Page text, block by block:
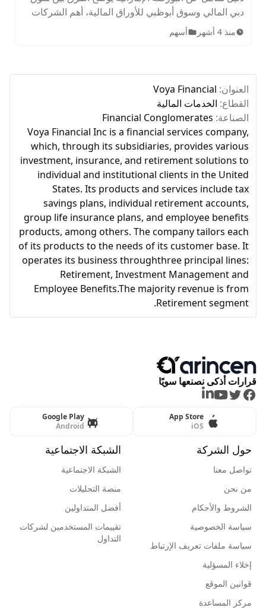
دبي المالي وسوق أبوظبي للأوراق المالية، أهم الشركات
المدرجة، الأصول المتاحة، ساعات التداول، وخطوات
الاستثمار للمبتدئين.
منذ 4 أشهر أسهم
العنوان: Voya Financial
القطاع: الخدمات المالية
الصناعة: Financial Conglomerates
Voya Financial Inc is a financial services company,
which, through its subsidiaries, provides various
investment, insurance, and retirement solutions to
individual and institutional clients in the United
States. Its products and services include tax
savings plans, individual retirement accounts,
group life insurance plans, and employee benefits
products, among others. The company tailors each
of its products to the needs of its customer base. It
operates its business throughthree principal lines:
Retirement, Investment Management and
Employee Benefits.The majority revenue is from
Retirement segment.
قرارات أذكى نصنعها سويًا
Facebook
Twitter
Youtube
LinkedIn
App Store
iOS
Google Play
Android
حول الشركة
تواصل معنا
من نحن
الشروط والأحكام
سياسة الخصوصية
سياسة ملفات تعريف الإرتباط
إخلاء المسؤلية
قوانين الموقع
مركز المساعدة
الشبكة الاجتماعية
الشبكة الاجتماعية
منصة التحليلات
أفضل المتداولين
تقييمات المستخدمين لشركات
التداول